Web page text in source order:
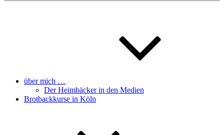
über mich …
Der Heimbäcker in den Medien
Brotbackkurse in Köln